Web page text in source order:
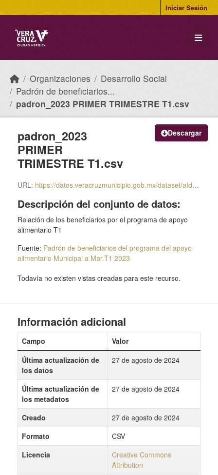
Iniciar Sesión
Organizaciones
Desarrollo Social
Padrón de beneficiarios...
padron_2023 PRIMER TRIMESTRE T1.csv
Descargar
padron_2023
PRIMER
TRIMESTRE T1.csv
URL: https://datos.veracruzmunicipio.gob.mx/dataset/afdb264d-e2c2-4b0a-97a4-b2af91dd6677/resource/ca722783-7642-4376-9d9a-4156fdc32ef3/download/padron_2023-primer-trimestre-t1.csv
Descripción del conjunto de datos:
Relación de los beneficiarios por el programa de apoyo
alimentario T1
Fuente: Padrón de beneficiarios del programa del apoyo
alimentario Municipal a Mar.T1 2023
Todavía no existen vistas creadas para este recurso.
Información adicional
Campo
Valor
Última actualización de
los datos
27 de agosto de 2024
Última actualización de
los metadatos
27 de agosto de 2024
Creado
27 de agosto de 2024
Formato
CSV
Licencia
Creative Commons
Attribution